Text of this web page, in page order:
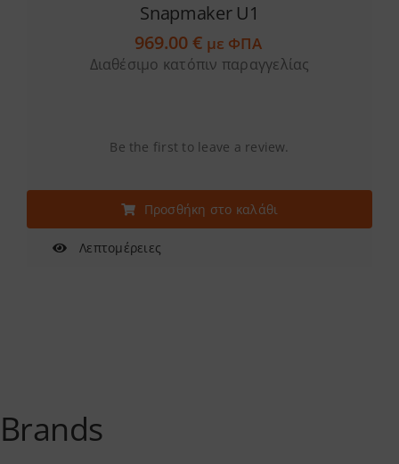
Snapmaker U1
969.00€ με ΦΠΑ
Διαθέσιμο κατόπιν παραγγελίας
Be the first to leave a review.
Προσθήκη στο καλάθι
Λεπτομέρειες
Brands